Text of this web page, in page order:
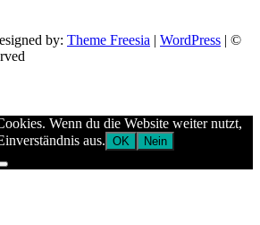
by: Theme Freesia | WordPress | ©
Wenn du die Website weiter nutzt,
aus. OK
Nein